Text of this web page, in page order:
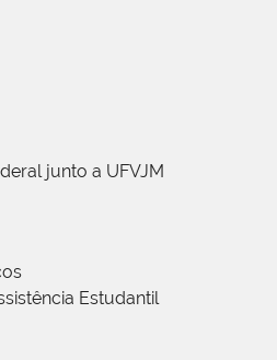
junto a UFVJM
Estudantil